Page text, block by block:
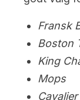
Fransk
Boston
King
Mops